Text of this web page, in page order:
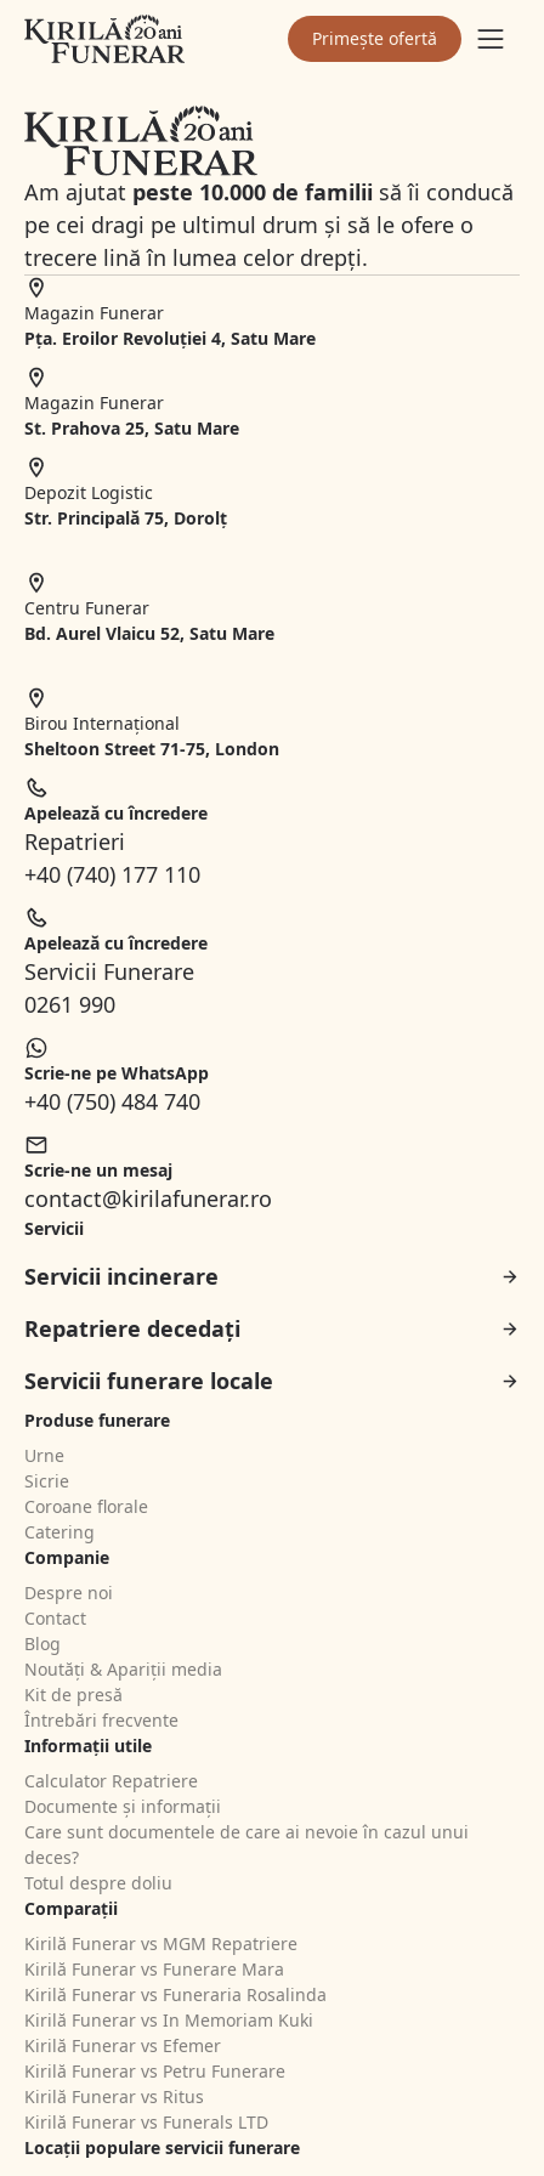
Primește ofertă
Am ajutat peste 10.000 de familii să îi conducă
pe cei dragi pe ultimul drum și să le ofere o
trecere lină în lumea celor drepți.
Magazin Funerar
Pța. Eroilor Revoluției 4, Satu Mare
Magazin Funerar
St. Prahova 25, Satu Mare
Depozit Logistic
Str. Principală 75, Dorolț
Centru Funerar
Bd. Aurel Vlaicu 52, Satu Mare
Birou Internațional
Sheltoon Street 71-75, London
Apelează cu încredere
Repatrieri
+40 (740) 177 110
Apelează cu încredere
Servicii Funerare
0261 990
Scrie-ne pe WhatsApp
+40 (750) 484 740
Scrie-ne un mesaj
contact@kirilafunerar.ro
Servicii
Servicii incinerare
Repatriere decedați
Servicii funerare locale
Produse funerare
Urne
Sicrie
Coroane florale
Catering
Companie
Despre noi
Contact
Blog
Noutăți & Apariții media
Kit de presă
Întrebări frecvente
Informații utile
Calculator Repatriere
Documente și informații
Care sunt documentele de care ai nevoie în cazul unui
deces?
Totul despre doliu
Comparații
Kirilă Funerar vs MGM Repatriere
Kirilă Funerar vs Funerare Mara
Kirilă Funerar vs Funeraria Rosalinda
Kirilă Funerar vs In Memoriam Kuki
Kirilă Funerar vs Efemer
Kirilă Funerar vs Petru Funerare
Kirilă Funerar vs Ritus
Kirilă Funerar vs Funerals LTD
Locații populare servicii funerare